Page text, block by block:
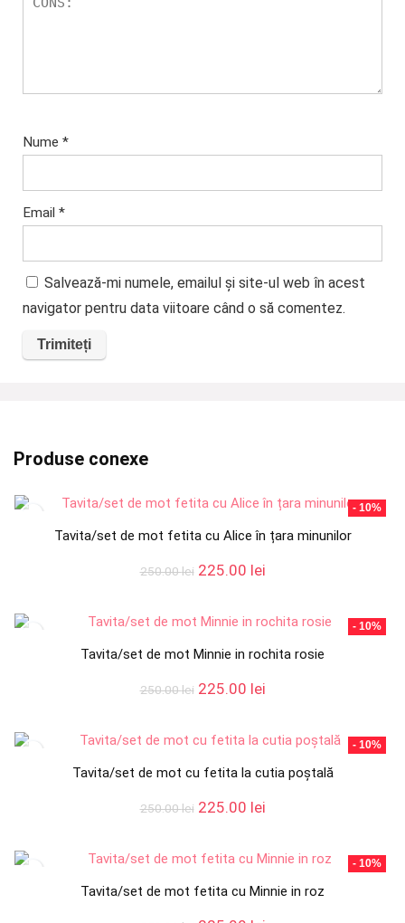
Nume *
Email *
Salvează-mi numele, emailul și site-ul web în acest
navigator pentru data viitoare când o să comentez.
Produse conexe
- 10%
Tavita/set de mot fetita cu Alice în țara minunilor
250.00lei Prețul
fost:
225.00 leiPrețul
225.00 lei.
- 10%
Tavita/set de mot Minnie in rochita rosie
250.00lei Prețul
fost:
225.00 leiPrețul
225.00 lei.
- 10%
Tavita/set de mot cu fetita la cutia poștală
250.00lei Prețul
fost:
225.00 leiPrețul
225.00 lei.
- 10%
Tavita/set de mot fetita cu Minnie in roz